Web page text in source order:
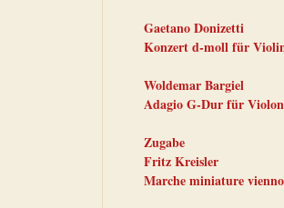
Gaetano Donizetti
Konzert d-moll für
Woldemar Bargiel
Adagio G-Dur für
Zugabe
Fritz Kreisler
Marche miniature